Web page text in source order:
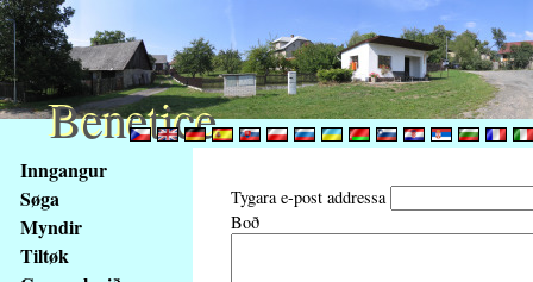
obsah
stránky
Klávesové
zkratky
Inngangur
Søga
Myndir
Tiltøk
Tygara e-post addressa
Boð
Benetice
Benetice